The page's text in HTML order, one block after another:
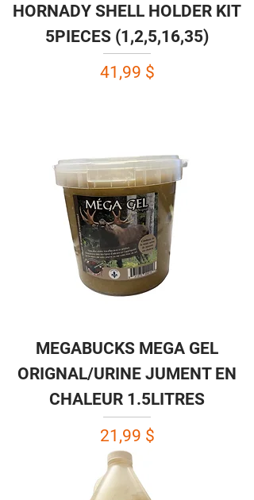
HORNADY SHELL HOLDER KIT
5PIECES (1,2,5,16,35)
Prix
41,99 $
MEGABUCKS MEGA GEL
ORIGNAL/URINE JUMENT EN
CHALEUR 1.5LITRES
Prix
21,99 $